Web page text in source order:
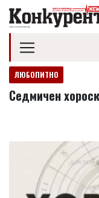
ЛЮБОПИТНО
Седмичен